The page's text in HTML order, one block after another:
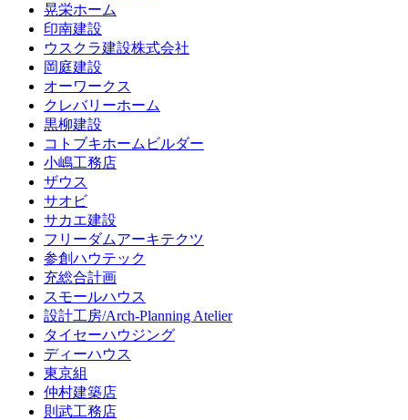
晃栄ホーム
印南建設
ウスクラ建設株式会社
岡庭建設
オーワークス
クレバリーホーム
黒柳建設
コトブキホームビルダー
小嶋工務店
ザウス
サオビ
サカエ建設
フリーダムアーキテクツ
参創ハウテック
充総合計画
スモールハウス
設計工房/Arch-Planning Atelier
タイセーハウジング
ディーハウス
東京組
仲村建築店
則武工務店